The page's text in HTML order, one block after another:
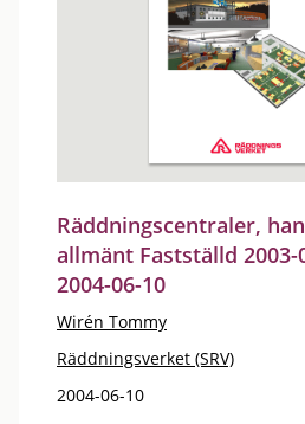
Räddningscentraler,
allmänt Fastställd 2003-
2004-06-10
Wirén Tommy
Räddningsverket (SRV)
2004-06-10